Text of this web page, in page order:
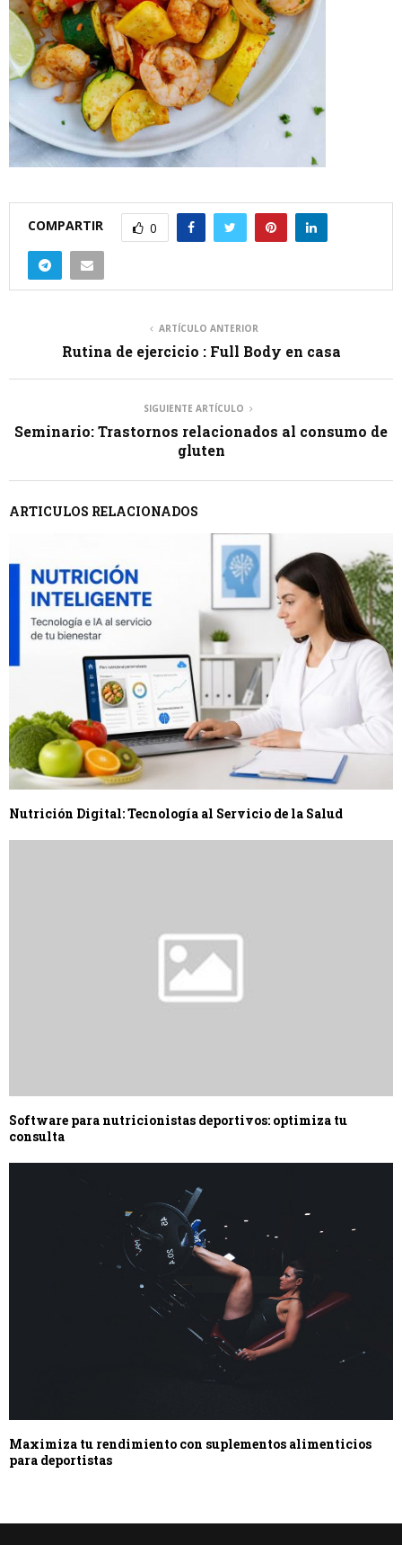
COMPARTIR 0
ARTÍCULO ANTERIOR
Rutina de ejercicio : Full Body en casa
SIGUIENTE ARTÍCULO
Seminario: Trastornos relacionados al consumo de
gluten
ARTICULOS RELACIONADOS
Nutrición Digital: Tecnología al Servicio de la Salud
Software para nutricionistas deportivos: optimiza tu
consulta
Maximiza tu rendimiento con suplementos alimenticios
para deportistas